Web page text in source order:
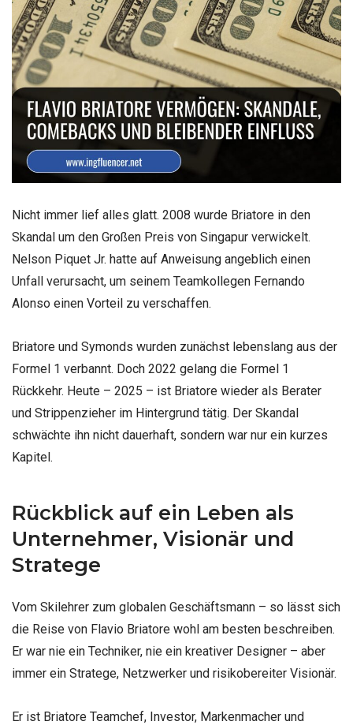
Nicht immer lief alles glatt. 2008 wurde Briatore in den
Skandal um den Großen Preis von Singapur verwickelt.
Nelson Piquet Jr. hatte auf Anweisung angeblich einen
Unfall verursacht, um seinem Teamkollegen Fernando
Alonso einen Vorteil zu verschaffen.
Briatore und Symonds wurden zunächst lebenslang aus der
Formel 1 verbannt. Doch 2022 gelang die Formel 1
Rückkehr. Heute – 2025 – ist Briatore wieder als Berater
und Strippenzieher im Hintergrund tätig. Der Skandal
schwächte ihn nicht dauerhaft, sondern war nur ein kurzes
Kapitel.
Rückblick auf ein Leben als
Unternehmer, Visionär und
Stratege
Vom Skilehrer zum globalen Geschäftsmann – so lässt sich
die Reise von Flavio Briatore wohl am besten beschreiben.
Er war nie ein Techniker, nie ein kreativer Designer – aber
immer ein Stratege, Netzwerker und risikobereiter Visionär.
Er ist Briatore Teamchef, Investor, Markenmacher und